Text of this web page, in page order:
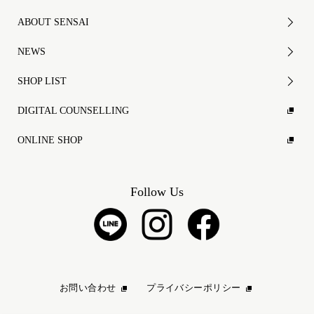
ABOUT SENSAI
NEWS
SHOP LIST
DIGITAL COUNSELLING
ONLINE SHOP
Follow Us
お問い合わせ プライバシーポリシー